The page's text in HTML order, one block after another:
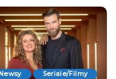
Newsy
Seriale/Filmy